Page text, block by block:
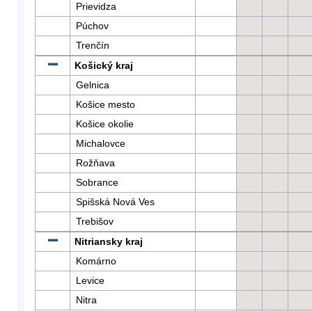
Prievidza
Púchov
Trenčín
Košický kraj
Gelnica
Košice mesto
Košice okolie
Michalovce
Rožňava
Sobrance
Spišská Nová Ves
Trebišov
Nitriansky kraj
Komárno
Levice
Nitra